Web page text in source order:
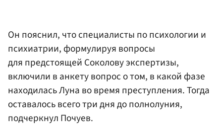
Он пояснил, что специалисты по психологии и
психиатрии, формулируя вопросы
для предстоящей Соколову экспертизы,
включили в анкету вопрос о том, в какой фазе
находилась Луна во время преступления. Тогда
оставалось всего три дня до полнолуния,
подчеркнул Почуев.